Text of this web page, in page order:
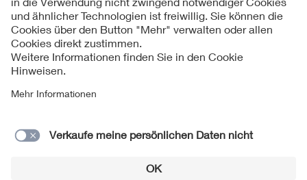
Service
Impressum
Datenschutzinformationen
Cookie Hinweise
Lieferantenportal
© 2026 VDE Verband der Elektrotechnik Elektronik